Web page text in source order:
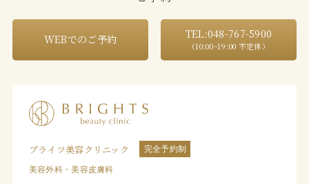
WEBでのご予約 TEL:048-767-5900
（10:00~19:00 不定休）
ブライツ美容クリニック 完全予約制
美容外科・美容皮膚科